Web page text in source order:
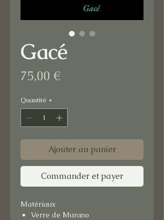
Gacé
75,00 €
Quantité *
Ajouter au panier
Commander et payer
Matériaux
Verre de Murano